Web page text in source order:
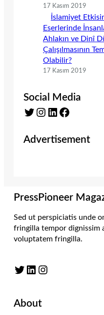
17 Kasım 2019
İslamiyet
Eserlerinde
Ahlakın ve Dinî
Çalışılmasının
Olabilir?
17 Kasım 2019
Social Media
Twitter Instagram LinkedIn Facebook
Advertisement
PressPioneer
Sed ut perspiciatis unde
fringilla tempor dignissim
voluptatem fringilla.
Twitter LinkedIn Instagram
About